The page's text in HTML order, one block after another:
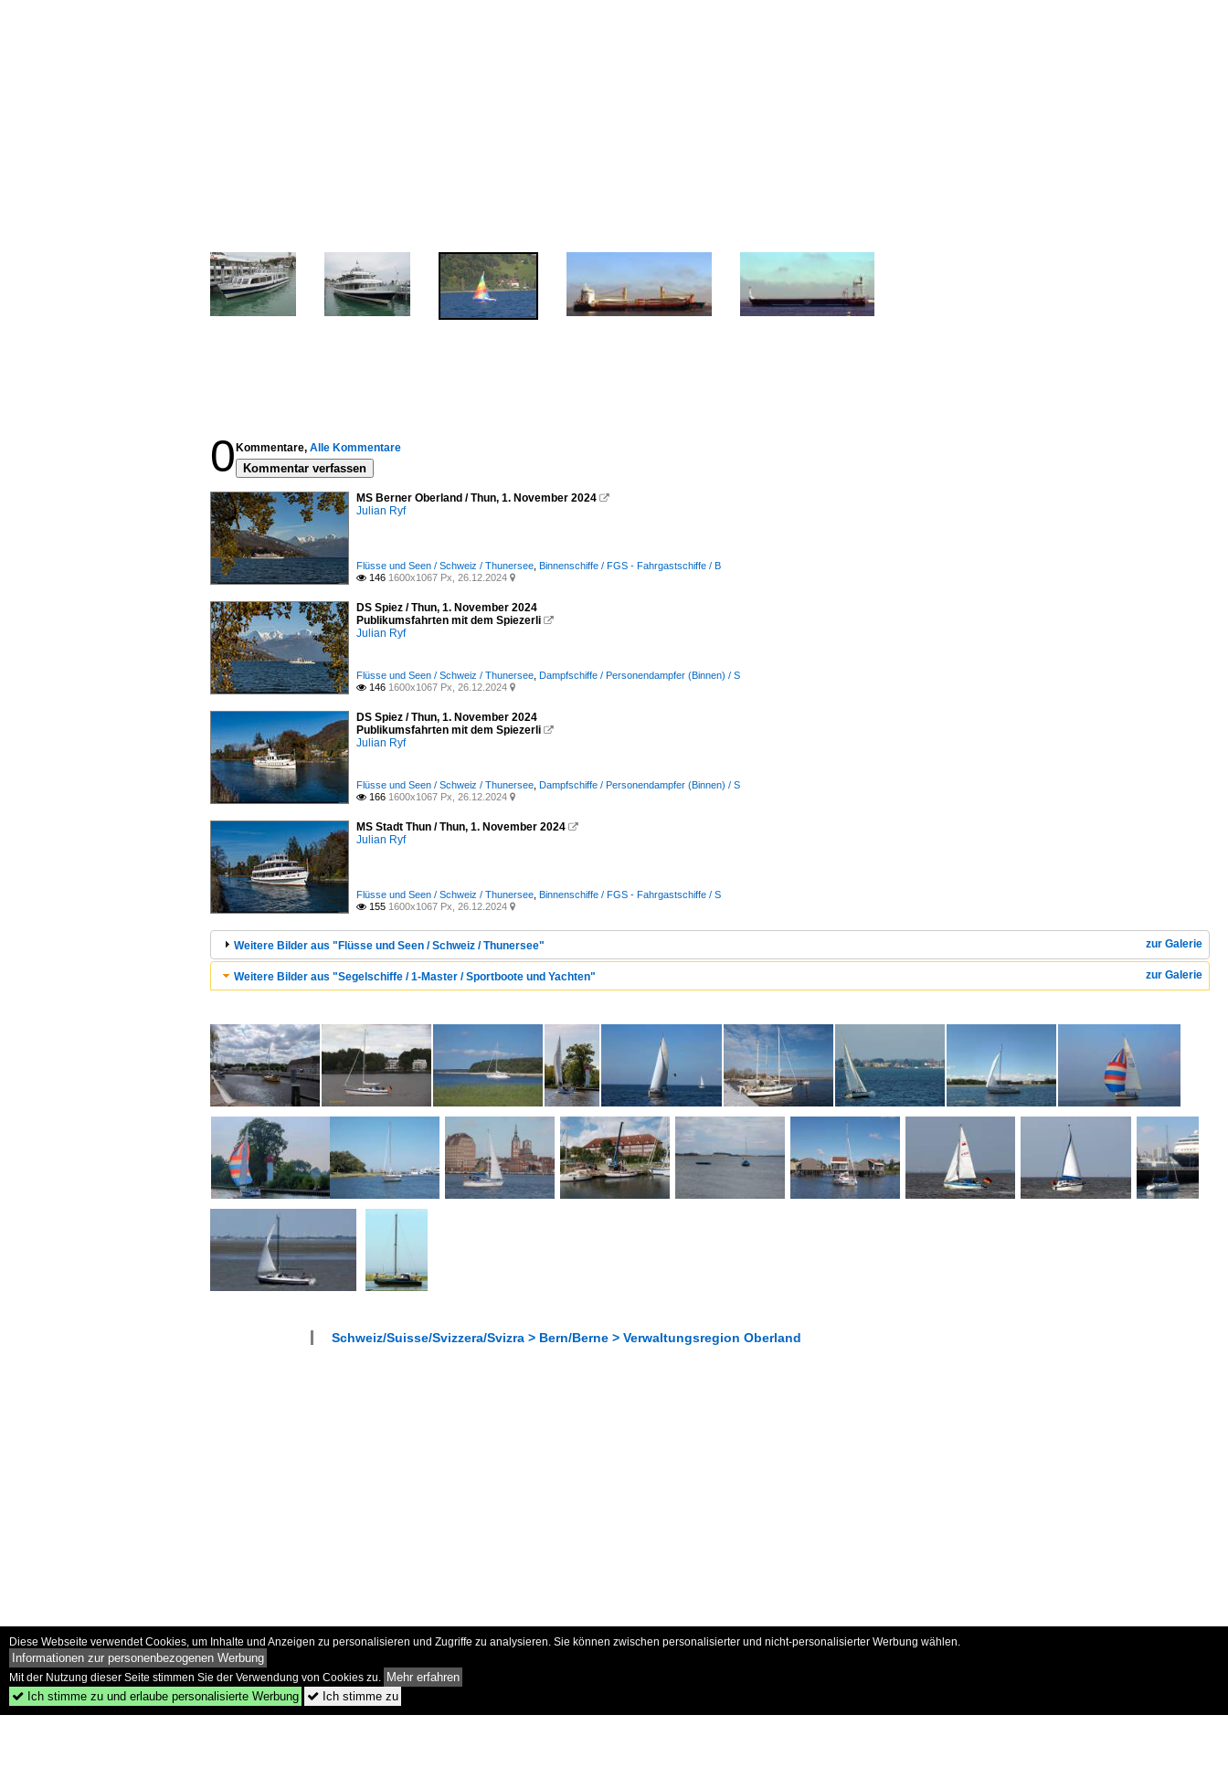
0 Kommentare, Alle Kommentare
Kommentar verfassen
MS Berner Oberland / Thun, 1. November 2024 
Julian Ryf
Flüsse und Seen / Schweiz / Thunersee Binnenschiffe / FGS - Fahrgastschiffe / B
 146 1600x1067 Px, 26.12.2024 
DS Spiez / Thun, 1. November 2024
Publikumsfahrten mit dem Spiezerli 
Julian Ryf
Flüsse und Seen / Schweiz / Thunersee Dampfschiffe / Personendampfer (Binnen) / S
 146 1600x1067 Px, 26.12.2024 
DS Spiez / Thun, 1. November 2024
Publikumsfahrten mit dem Spiezerli 
Julian Ryf
Flüsse und Seen / Schweiz / Thunersee Dampfschiffe / Personendampfer (Binnen) / S
 166 1600x1067 Px, 26.12.2024 
MS Stadt Thun / Thun, 1. November 2024 
Julian Ryf
Flüsse und Seen / Schweiz / Thunersee Binnenschiffe / FGS - Fahrgastschiffe / S
 155 1600x1067 Px, 26.12.2024 
zur Galerie
Weitere Bilder aus "Flüsse und Seen / Schweiz / Thunersee"
zur Galerie
Weitere Bilder aus "Segelschiffe / 1-Master / Sportboote und Yachten"
Schweiz/Suisse/Svizzera/Svizra > Bern/Berne > Verwaltungsregion Oberland
Diese Webseite verwendet Cookies, um Inhalte und Anzeigen zu personalisieren und Zugriffe zu analysieren. Sie können zwischen personalisierter und nicht-personalisierter Werbung wählen.
Informationen zur personenbezogenen Werbung
Mit der Nutzung dieser Seite stimmen Sie der Verwendung von Cookies zu. Mehr erfahren
 Ich stimme zu und erlaube personalisierte Werbung  Ich stimme zu